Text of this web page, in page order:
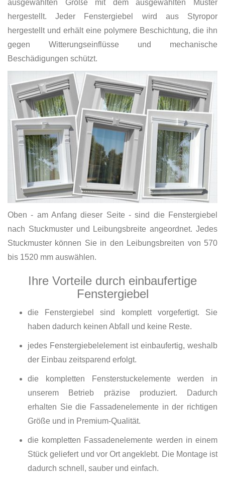
ausgewählten Größe mit dem ausgewählten Muster
hergestellt. Jeder Fenstergiebel wird aus Styropor
hergestellt und erhält eine polymere Beschichtung, die ihn
gegen Witterungseinflüsse und mechanische
Beschädigungen schützt.
Oben - am Anfang dieser Seite - sind die Fenstergiebel
nach Stuckmuster und Leibungsbreite angeordnet. Jedes
Stuckmuster können Sie in den Leibungsbreiten von 570
bis 1520 mm auswählen.
Ihre Vorteile durch einbaufertige
Fenstergiebel
die Fenstergiebel sind komplett vorgefertigt. Sie
haben dadurch keinen Abfall und keine Reste.
jedes Fenstergiebelelement ist einbaufertig, weshalb
der Einbau zeitsparend erfolgt.
die kompletten Fensterstuckelemente werden in
unserem Betrieb präzise produziert. Dadurch
erhalten Sie die Fassadenelemente in der richtigen
Größe und in Premium-Qualität.
die kompletten Fassadenelemente werden in einem
Stück geliefert und vor Ort angeklebt. Die Montage ist
dadurch schnell, sauber und einfach.